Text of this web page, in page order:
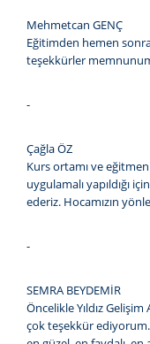
Mehmetcan GENÇ
Eğitimden hemen
teşekkürler
-
Çağla ÖZ
Kurs ortamı ve
uygulamalı yapıldığı
ederiz. Hocamızın
-
SEMRA BEYDEMİR
Öncelikle Yıldız
çok teşekkür